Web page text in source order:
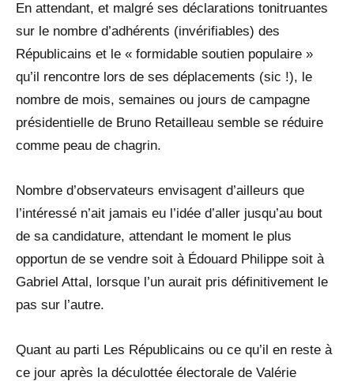
En attendant, et malgré ses déclarations tonitruantes
sur le nombre d’adhérents (invérifiables) des
Républicains et le « formidable soutien populaire »
qu’il rencontre lors de ses déplacements (sic !), le
nombre de mois, semaines ou jours de campagne
présidentielle de Bruno Retailleau semble se réduire
comme peau de chagrin.
Nombre d’observateurs envisagent d’ailleurs que
l’intéressé n’ait jamais eu l’idée d’aller jusqu’au bout
de sa candidature, attendant le moment le plus
opportun de se vendre soit à Édouard Philippe soit à
Gabriel Attal, lorsque l’un aurait pris définitivement le
pas sur l’autre.
Quant au parti Les Républicains ou ce qu’il en reste à
ce jour après la déculottée électorale de Valérie